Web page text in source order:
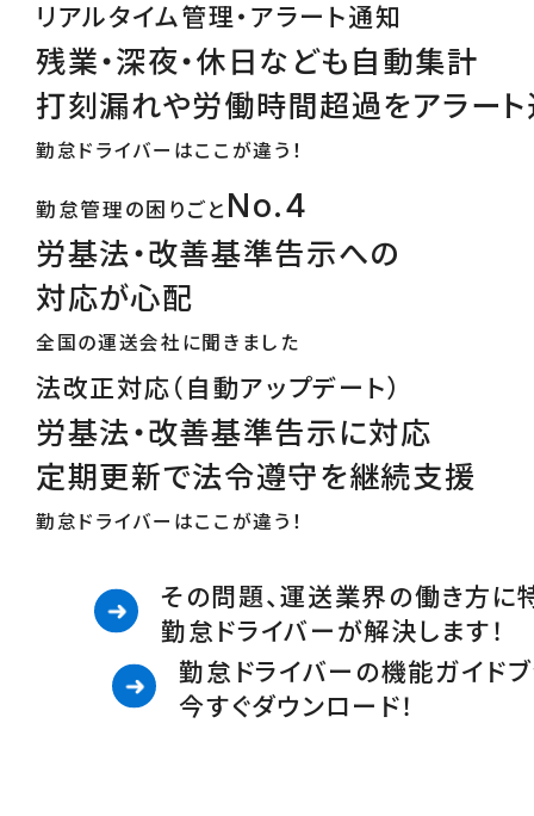
リアルタイム管理・アラート通知
残業・深夜・休日なども自動集計
打刻漏れや労働時間超過をアラー
勤怠ドライバーはここが違う！
勤怠管理の困りごと No.4
労基法・改善基準告示への
対応が心配
全国の運送会社に聞きました
法改正対応（自動アップデート）
労基法・改善基準告示に対応
定期更新で法令遵守を継続支援
勤怠ドライバーはここが違う！
その問題、運送業界の働き方に
勤怠ドライバーが解決します！
勤怠ドライバーの機能ガイド
今すぐダウンロード！